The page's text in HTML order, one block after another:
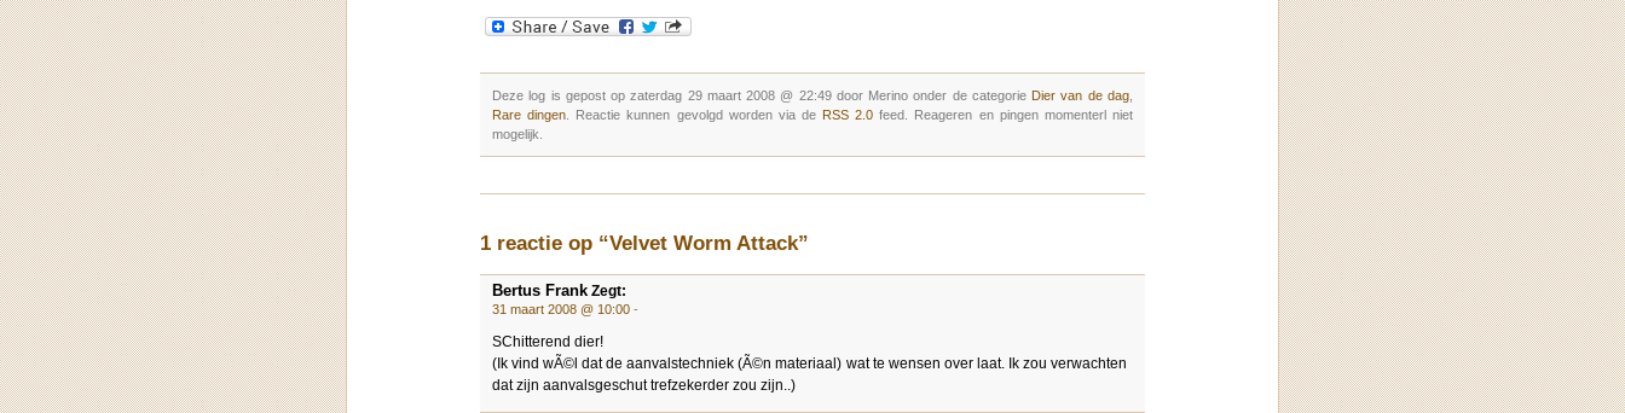
Deze log is gepost op zaterdag 29 maart 2008 @ 22:49 door Merino onder de categorieDier van de dag
Rare dingen . Reactie kunnen gevolgd worden via deRSS 2.0 feed. Reageren en pingen momenterl niet
mogelijk.
1 reactie op “Velvet Worm Attack”
Bertus Frank Zegt:
31 maart 2008 @ 10:00 -
SChitterend dier!
(Ik vind wÃ©l dat de aanvalstechniek (Ã©n materiaal) wat te wensen over laat. Ik zou verwachten
dat zijn aanvalsgeschut trefzekerder zou zijn..)